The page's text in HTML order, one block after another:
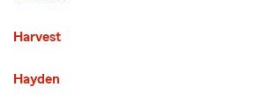
Harvest
Hayden